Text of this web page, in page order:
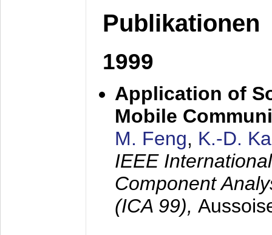
Publikationen
1999
Application of
Mobile
M. Feng, K.-D.
IEEE
Component
(ICA 99),